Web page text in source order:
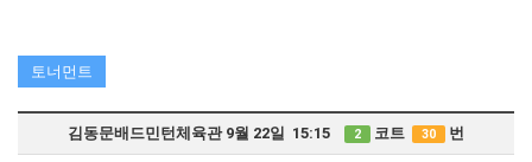
토너먼트
김동문배드민턴체육관 9월 22일 15:15 2 코트 30 번